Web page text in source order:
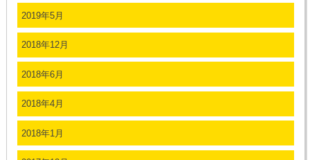
2019年5月
2018年12月
2018年6月
2018年4月
2018年1月